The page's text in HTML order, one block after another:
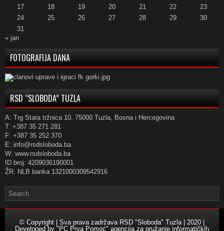
17
18 19 20 21 22
23
24
25 26 27 28 29
30
31
« jan
FOTOGRAFIJA DANA
RSD “SLOBODA” TUZLA
A: Trg Stara tržnica 10, 75000 Tuzla, Bosna i Hercegovina
T: +387 35 271 281
F: +387 35 252 370
E: info@rsdsloboda.ba
W: www.rsdsloboda.ba
ID broj: 4209036190001
ŽR: NLB banka 1321000309542916
© Copyright | Sva prava zadržava RSD "Sloboda" Tuzla | 2020 |
Developed by "PC Prva Pomoć" agencija za pružanje informatičkih